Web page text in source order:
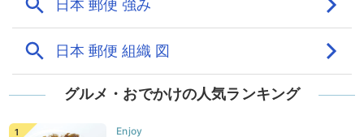
グルメ・おでかけの人気ランキング